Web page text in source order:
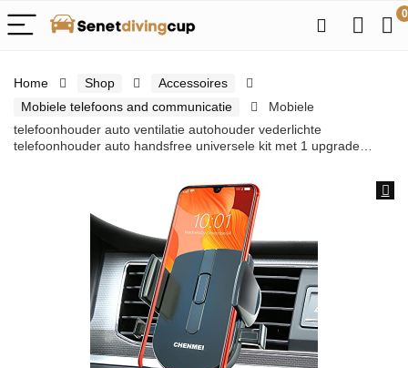
0
Home Shop
Accessoires
Mobiele telefoons and communicatie
Mobiele
telefoonhouder auto ventilatie autohouder vederlichte
telefoonhouder auto handsfree universele kit met 1 upgrade…